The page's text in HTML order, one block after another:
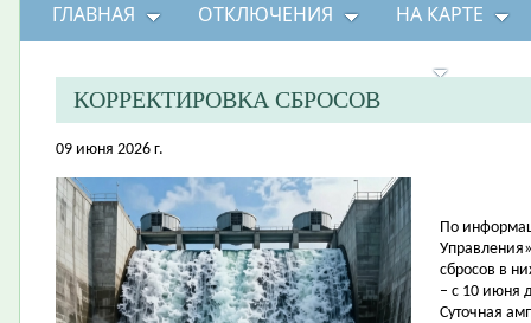
ГЛАВНАЯ ОТКЛЮЧЕНИЯ НА КАРТЕ
КОРРЕКТИРОВКА СБРОСОВ
09 июня 2026 г.
По
сбросов в
– с 10 июня
Суточная